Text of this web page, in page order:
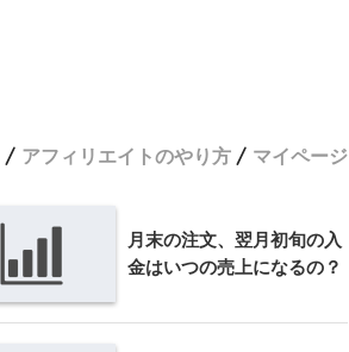
アフィリエイトのやり方 マイページ
月末の注文、翌月初旬の入
金はいつの売上になるの？